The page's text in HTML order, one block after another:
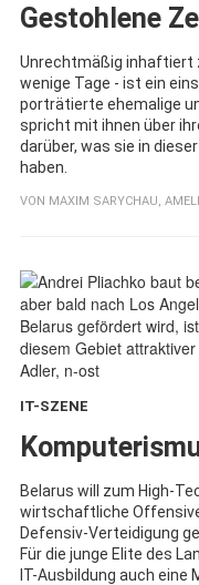
Gestohlene
Unrechtmäßig inhaftiert
wenige Tage - ist ein
porträtierte ehemalige
spricht mit ihnen über
darüber, was sie in
haben.
VON MAXIM SARYCHAU,
IT-SZENE
Belarus will zum High-
wirtschaftliche
Defensiv-Verteidigung
Für die junge Elite des
IT-Ausbildung auch